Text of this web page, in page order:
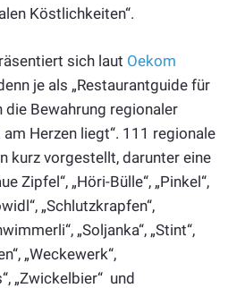
Köstlichkeiten“.
sich laut Oekom
je als „Restaurantguide für
die Bewahrung regionaler
Herzen liegt“. 111 regionale
kurz vorgestellt, darunter eine
Zipfel“, „Höri-Bülle“, „Pinkel“,
„Schlutzkrapfen“,
„Soljanka“, „Stint“,
„Weckewerk“,
„Zwickelbier“ und